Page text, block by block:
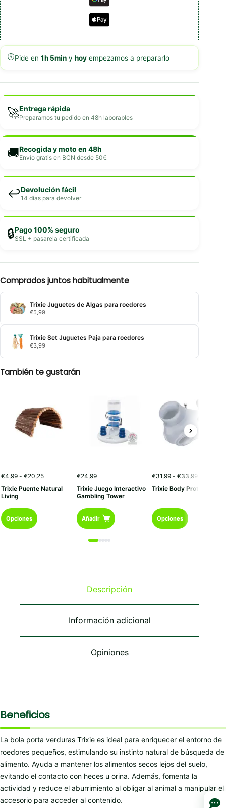
🕔Pide en 1h 5min y hoy empezamos a prepararlo
🚀Entrega rápida
Preparamos tu pedido en 48h laborables
🚚Recogida y moto en 48h
Envío gratis en BCN desde 50€
↩️Devolución fácil
14 días para devolver
🔒Pago 100% seguro
SSL + pasarela certificada
Comprados juntos habitualmente
Trixie Juguetes de Algas para roedores
€5,99
Trixie Set Juguetes Paja para roedores
€3,99
También te gustarán
€4,99 - €20,25Rango
precios:
Trixie Puente Natural
Living
Opciones
Este
producto
opciones
elegir
página
€24,99
Trixie Juego Interactivo
Gambling Tower
Añadir
€31,99 - €33,99
Trixie Body Protector
Opciones
Este
producto
opciones
elegir
página
Descripción
Información adicional
Opiniones
Beneficios
La bola porta verduras Trixie es ideal para enriquecer el entorno de
roedores pequeños, estimulando su instinto natural de búsqueda de
alimento. Ayuda a mantener los alimentos secos lejos del suelo,
evitando el contacto con heces u orina. Además, fomenta la
actividad y reduce el aburrimiento al obligar al animal a manipular el
accesorio para acceder al contenido.